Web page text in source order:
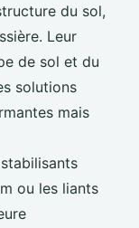
du sol,
Leur
de sol et du
solutions
mais
ou les liants